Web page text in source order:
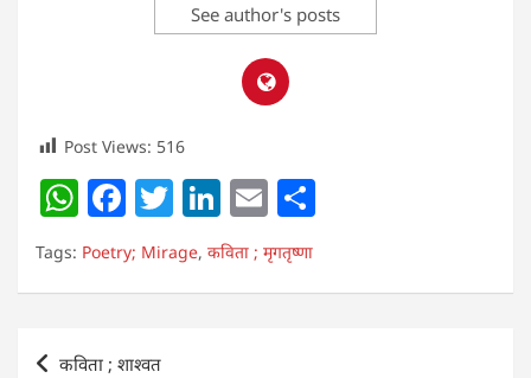
See author's posts
Post Views: 516
W
h
at
s
A
F
a
c
e
b
T
w
itt
er
Li
n
k
e
E
m
ai
l e
Tags: Poetry; Mirage, कविता ; मृगतृष्णा
Postकविता ; शाश्वत